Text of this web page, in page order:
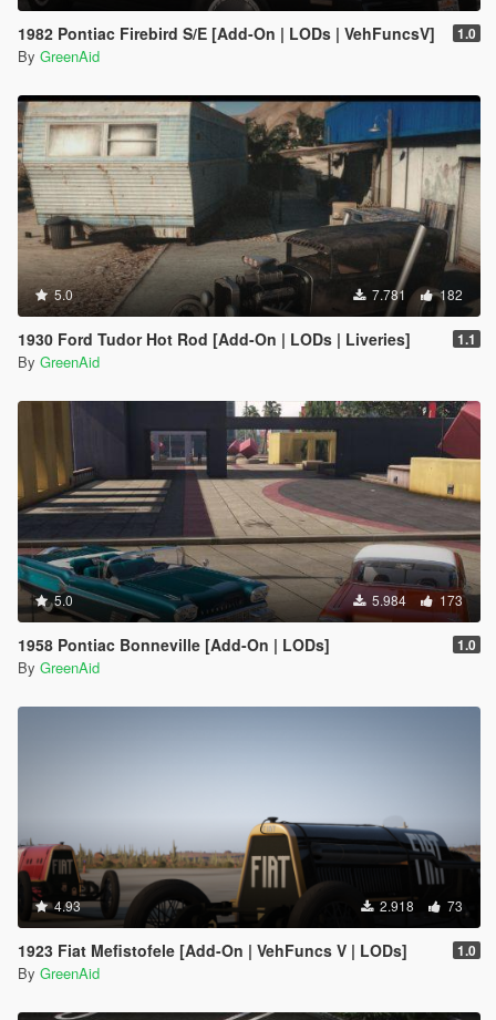
1982 Pontiac Firebird S/E [Add-On | LODs | VehFuncsV] 1.0
By GreenAid
5.0 7.781 182
1930 Ford Tudor Hot Rod [Add-On | LODs | Liveries] 1.1
By GreenAid
5.0 5.984 173
1958 Pontiac Bonneville [Add-On | LODs] 1.0
By GreenAid
4.93 2.918 73
1923 Fiat Mefistofele [Add-On | VehFuncs V | LODs] 1.0
By GreenAid